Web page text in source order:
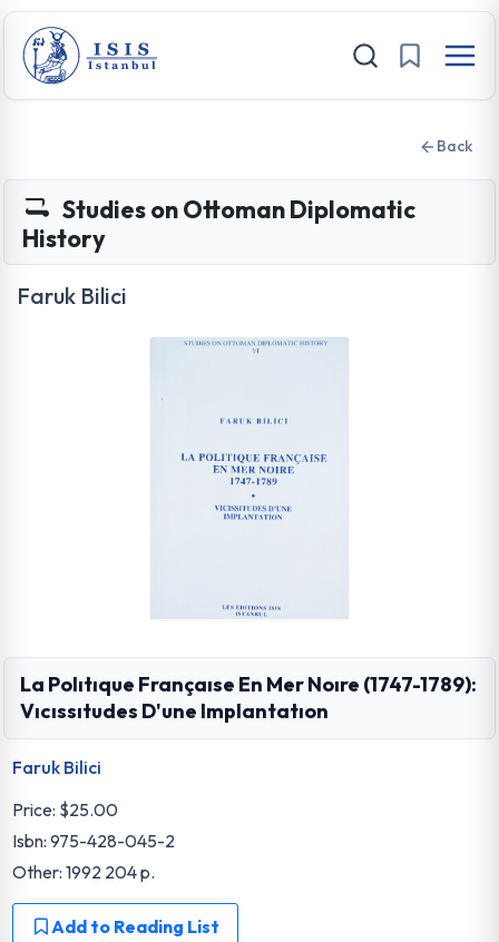
Back
Studies on Ottoman Diplomatic
History
Faruk Bilici
La Polıtıque Françaıse En Mer Noıre (1747-1789):
Vıcıssıtudes D'une Implantatıon
Faruk Bilici
Price: $25.00
Isbn: 975-428-045-2
Other: 1992 204 p.
Add to Reading List